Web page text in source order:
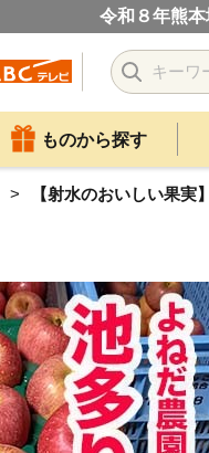
令和８年熊
ものから探す
【射水のおいしい果